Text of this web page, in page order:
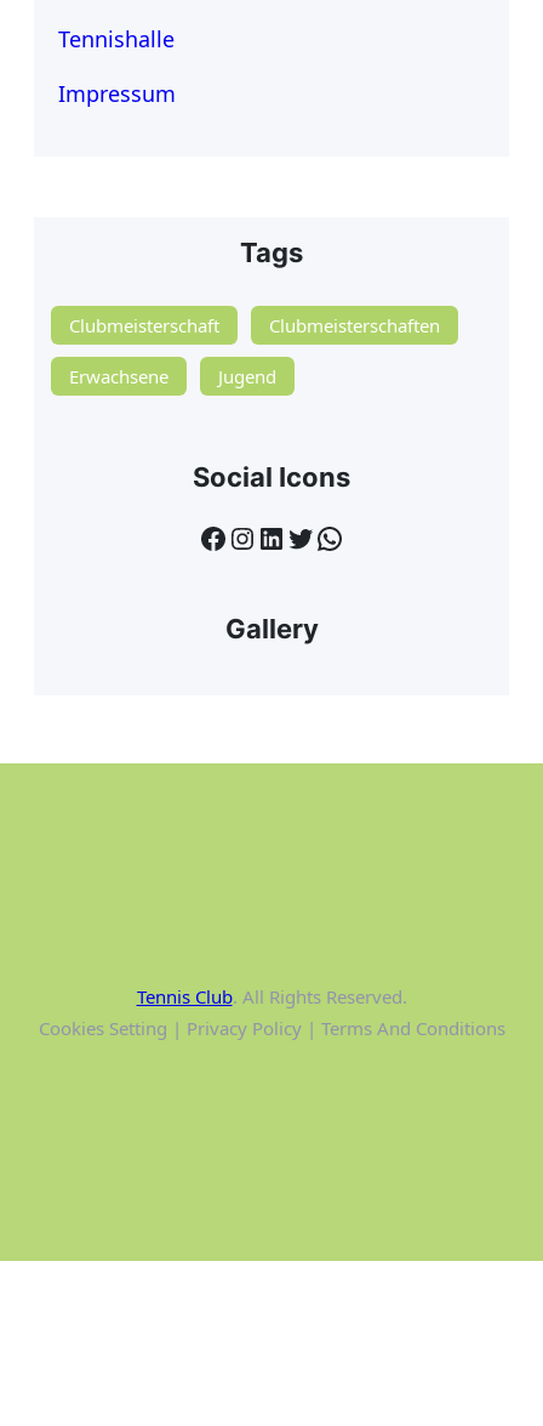
Tennishalle
Impressum
Tags
Clubmeisterschaft Clubmeisterschaften
Erwachsene Jugend
Social Icons
Facebook InstagramLinkedIn Twitter WhatsApp
Gallery
Tennis Club. All Rights Reserved.
Cookies Setting | Privacy Policy | Terms And Conditions